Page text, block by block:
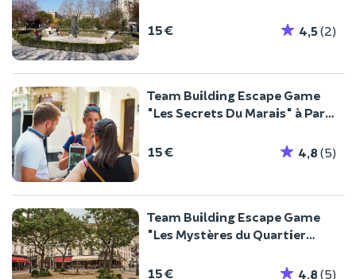
15 € 4,5(2)
Team Building Escape Game
"Les Secrets Du Marais" à Paris
15 € 4,8 (5)
Team Building Escape Game
"Les Mystères du Quartier
15 € 4,8 (5)